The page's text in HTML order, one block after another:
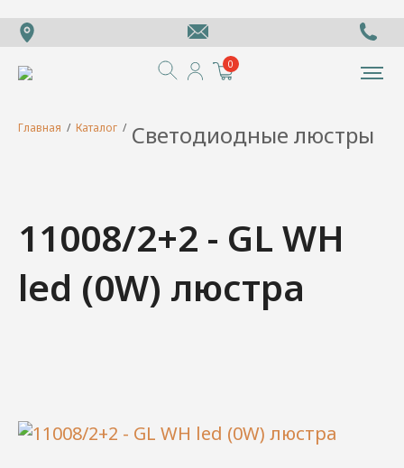
0
Главная / Каталог / Светодиодные люстры
11008/2+2 - GL WH
led (0W) люстра